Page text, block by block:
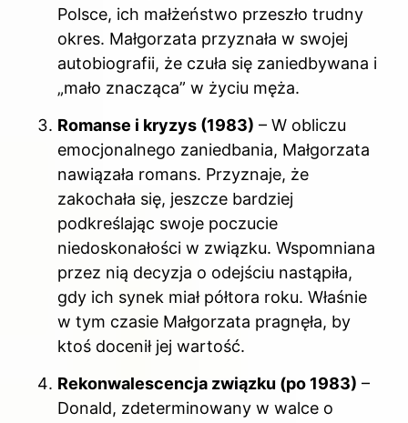
Polsce, ich małżeństwo przeszło trudny
okres. Małgorzata przyznała w swojej
autobiografii, że czuła się zaniedbywana i
„mało znacząca” w życiu męża.
Romanse i kryzys (1983) – W obliczu
emocjonalnego zaniedbania, Małgorzata
nawiązała romans. Przyznaje, że
zakochała się, jeszcze bardziej
podkreślając swoje poczucie
niedoskonałości w związku. Wspomniana
przez nią decyzja o odejściu nastąpiła,
gdy ich synek miał półtora roku. Właśnie
w tym czasie Małgorzata pragnęła, by
ktoś docenił jej wartość.
Rekonwalescencja związku (po 1983) –
Donald, zdeterminowany w walce o